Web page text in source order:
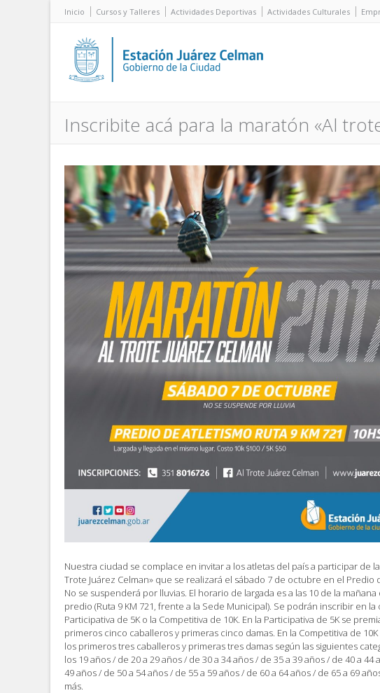
Inicio Cursos y Talleres Actividades Deportivas Actividades Culturales
Inscribite acá para la maratón «Al
Nuestra ciudad se complace en invitar a los atletas del país a participar de
Trote Juárez Celman» que se realizará el sábado 7 de octubre en el Predio
No se suspenderá por lluvias. El horario de largada es a las 10 de la mañana
predio (Ruta 9 KM 721, frente a la Sede Municipal). Se podrán inscribir en la
Participativa de 5K o la Competitiva de 10K. En la Participativa de 5K se
primeros cinco caballeros y primeras cinco damas. En la Competitiva de
los primeros tres caballeros y primeras tres damas según las siguientes
los 19 años / de 20 a 29 años / de 30 a 34 años / de 35 a 39 años / de 40 a 44
49 años / de 50 a 54 años / de 55 a 59 años / de 60 a 64 años / de 65 a 69
más.